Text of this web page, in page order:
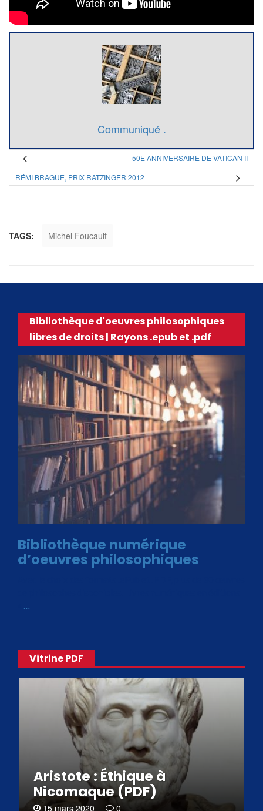
Communiqué .
50E ANNIVERSAIRE DE VATICAN II
RÉMI BRAGUE, PRIX RATZINGER 2012
TAGS: Michel Foucault
Bibliothèque d'oeuvres philosophiques
libres de droits | Rayons .epub et .pdf
Bibliothèque numérique
d’oeuvres philosophiques
…
Vitrine PDF
Aristote : Éthique à
Nicomaque (PDF)
15 mars 2020 0